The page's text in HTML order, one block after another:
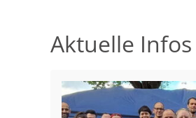
Aktuelle